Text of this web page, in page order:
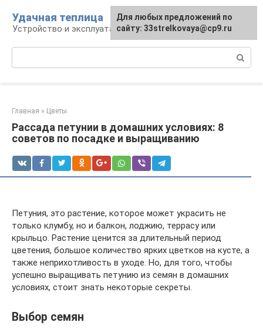
контенту
Удачная теплица
Устройство и эксплуатация теплиц
Главная » Цветы
Рассада петунии в домашних условиях: 8
советов по посадке и выращиванию
Петуния, это растение, которое может украсить не
только клумбу, но и балкон, лоджию, террасу или
крыльцо. Растение ценится за длительный период
цветения, большое количество ярких цветков на кусте, а
также неприхотливость в уходе. Но, для того, чтобы
успешно выращивать петунию из семян в домашних
условиях, стоит знать некоторые секреты.
Выбор семян
Для любых предложений по
сайту: 33strelkovaya@cp9.ru